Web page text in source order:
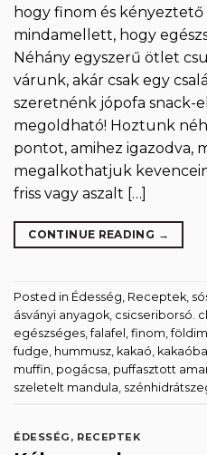
hogy finom és
mindamellett, hogy
Néhány egyszerű ötlet
várunk, akár csak egy
szeretnénk jópofa snack-
megoldható! Hoztunk
pontot, amihez igazodva,
megalkothatjuk
friss vagy aszalt […]
CONTINUE READING →
Posted in Édesség Receptek
ásványi anyagok csicseriborsó.
egészséges ,falafel finom ,
fudge hummusz kakaó
muffin pogácsa puffasztott
szeletelt mandula
ÉDESSÉG , RECEPTEK